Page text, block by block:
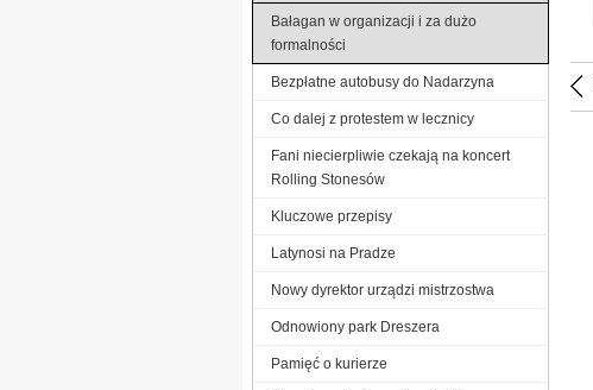
Bałagan w organizacji i za dużo
formalności
Bezpłatne autobusy do Nadarzyna
Co dalej z protestem w lecznicy
Fani niecierpliwie czekają na koncert
Rolling Stonesów
Kluczowe przepisy
Latynosi na Pradze
Nowy dyrektor urządzi mistrzostwa
Odnowiony park Dreszera
Pamięć o kurierze